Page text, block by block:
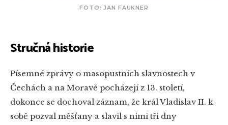
FOTO: JAN FAUKNER
Stručná historie
Písemné zprávy o masopustních slavnostech v
Čechách a na Moravě pocházejí z 13. století,
dokonce se dochoval záznam, že král Vladislav II. k
sobě pozval měšťany a slavil s nimi tři dny